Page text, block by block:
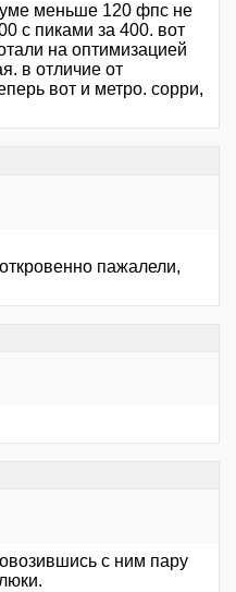
меньше 120 фпс не
с пиками за 400. вот
на оптимизацией
в отличие от
вот и метро. сорри,
пажалели,
с ним пару